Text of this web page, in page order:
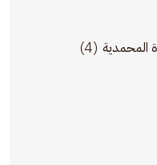
المحمدية (4)